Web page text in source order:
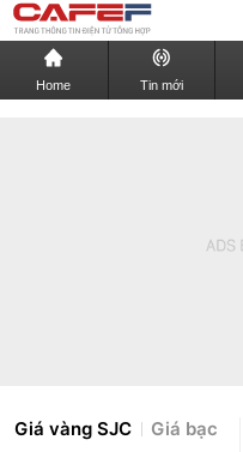
Home Tin mới
Giá vàng SJC Giá bạc